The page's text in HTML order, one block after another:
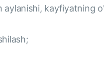
kayfiyatning